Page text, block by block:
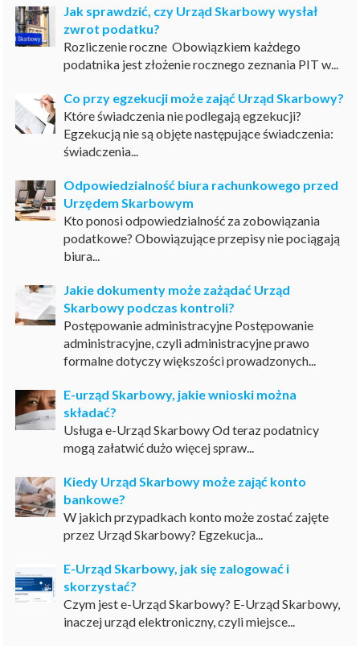
Jak sprawdzić, czy Urząd Skarbowy wysłał
zwrot podatku?
Rozliczenie roczne Obowiązkiem każdego
podatnika jest złożenie rocznego zeznania PIT w...
Co przy egzekucji może zająć Urząd Skarbowy?
Które świadczenia nie podlegają egzekucji?
Egzekucją nie są objęte następujące świadczenia:
świadczenia...
Odpowiedzialność biura rachunkowego przed
Urzędem Skarbowym
Kto ponosi odpowiedzialność za zobowiązania
podatkowe? Obowiązujące przepisy nie pociągają
biura...
Jakie dokumenty może zażądać Urząd
Skarbowy podczas kontroli?
Postępowanie administracyjne Postępowanie
administracyjne, czyli administracyjne prawo
formalne dotyczy większości prowadzonych...
E-urząd Skarbowy, jakie wnioski można
składać?
Usługa e-Urząd Skarbowy Od teraz podatnicy
mogą załatwić dużo więcej spraw...
Kiedy Urząd Skarbowy może zająć konto
bankowe?
W jakich przypadkach konto może zostać zajęte
przez Urząd Skarbowy? Egzekucja...
E-Urząd Skarbowy, jak się zalogować i
skorzystać?
Czym jest e-Urząd Skarbowy? E-Urząd Skarbowy,
inaczej urząd elektroniczny, czyli miejsce...